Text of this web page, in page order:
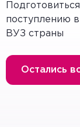
тяп, выдь
что
решить
находить
поступлению
ВУЗ страны
Остались